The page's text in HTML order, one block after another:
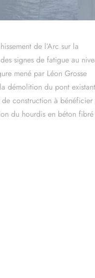
de l’Arc sur la
signes de fatigue au
mené par Léon Grosse
démolition du pont
construction à
du hourdis en béton